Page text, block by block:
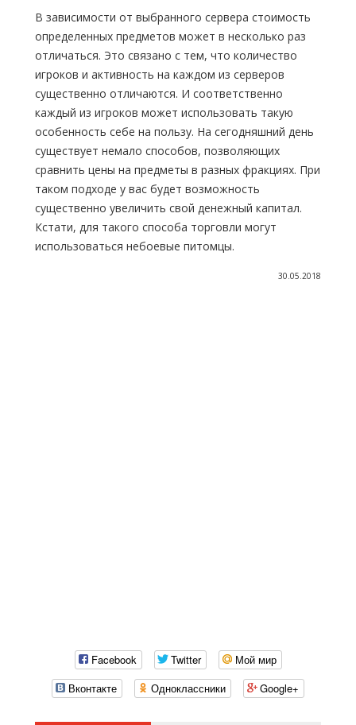
В зависимости от выбранного сервера стоимость
определенных предметов может в несколько раз
отличаться. Это связано с тем, что количество
игроков и активность на каждом из серверов
существенно отличаются. И соответственно
каждый из игроков может использовать такую
особенность себе на пользу. На сегодняшний день
существует немало способов, позволяющих
сравнить цены на предметы в разных фракциях. При
таком подходе у вас будет возможность
существенно увеличить свой денежный капитал.
Кстати, для такого способа торговли могут
использоваться небоевые питомцы.
30.05.2018
Facebook Twitter
Мой мир
Вконтакте
Одноклассники Google+